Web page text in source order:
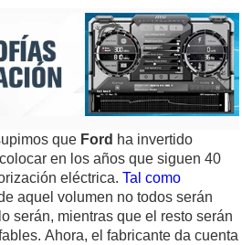
que Ford ha invertido
en los años que siguen 40
eléctrica. Tal como
aquel volumen no todos serán
serán, mientras que el resto serán
Ahora, el fabricante da cuenta